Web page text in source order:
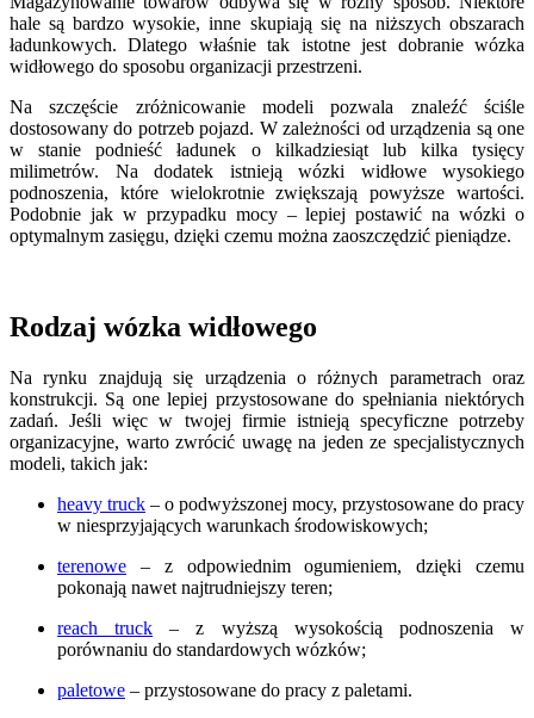
hale są bardzo wysokie, inne skupiają się na niższych obszarach
ładunkowych. Dlatego właśnie tak istotne jest dobranie wózka
widłowego do sposobu organizacji przestrzeni.
Na szczęście zróżnicowanie modeli pozwala znaleźć ściśle
dostosowany do potrzeb pojazd. W zależności od urządzenia są one
w stanie podnieść ładunek o kilkadziesiąt lub kilka tysięcy
milimetrów. Na dodatek istnieją wózki widłowe wysokiego
podnoszenia, które wielokrotnie zwiększają powyższe wartości.
Podobnie jak w przypadku mocy – lepiej postawić na wózki o
optymalnym zasięgu, dzięki czemu można zaoszczędzić pieniądze.
Rodzaj wózka widłowego
Na rynku znajdują się urządzenia o różnych parametrach oraz
konstrukcji. Są one lepiej przystosowane do spełniania niektórych
zadań. Jeśli więc w twojej firmie istnieją specyficzne potrzeby
organizacyjne, warto zwrócić uwagę na jeden ze specjalistycznych
modeli, takich jak:
heavy truck – o podwyższonej mocy, przystosowane do pracy
w niesprzyjających warunkach środowiskowych;
terenowe – z odpowiednim ogumieniem, dzięki czemu
pokonają nawet najtrudniejszy teren;
reach truck – z wyższą wysokością podnoszenia w
porównaniu do standardowych wózków;
paletowe – przystosowane do pracy z paletami.